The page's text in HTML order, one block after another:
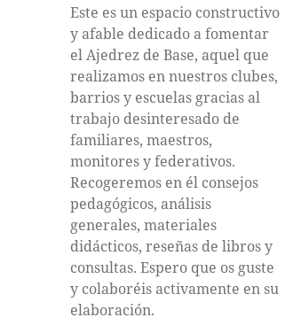
Este es un espacio constructivo
y afable dedicado a fomentar
el Ajedrez de Base, aquel que
realizamos en nuestros clubes,
barrios y escuelas gracias al
trabajo desinteresado de
familiares, maestros,
monitores y federativos.
Recogeremos en él consejos
pedagógicos, análisis
generales, materiales
didácticos, reseñas de libros y
consultas. Espero que os guste
y colaboréis activamente en su
elaboración.